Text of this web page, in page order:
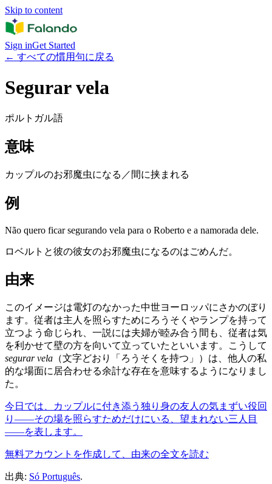
Skip to content
Sign inGet Started
← すべての慣用句に戻る
Segurar vela
ポルトガル語
意味
カップルのお邪魔虫になる／間に挟まれる
例
Não quero ficar segurando vela para o Roberto e a namorada dele.
ロベルトと彼の彼女のお邪魔虫になるのはごめんだ。
由来
このイメージは電灯のなかった中世ヨーロッパにさかのぼり
ます。従者は主人を照らすためにろうそくやランプを持って
立つよう命じられ、一説には夫婦が睦み合う間も、従者は気
を利かせて壁の方を向いて立っていたといいます。こうして
segurar vela （文字どおり「ろうそくを持つ」）は、他人の私
的な場面に居合わせる余計な存在を意味するようになりまし
た。
今日では、カップルに付き添う独り身の友人の気まずい役回
り——その場を照らすためだけにいる、望まれない三人目
——を表します。
無料アカウントを作成して、由来の全文を読む
出典: Só Português.